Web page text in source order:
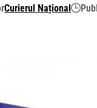
Curierul Național